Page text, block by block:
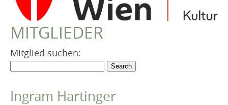
VEREIN
Robert Musil Gedenkraum
TERMINARCHIV
TEXTE
MITGLIEDER
Mitglied suchen:
Ingram Hartinger